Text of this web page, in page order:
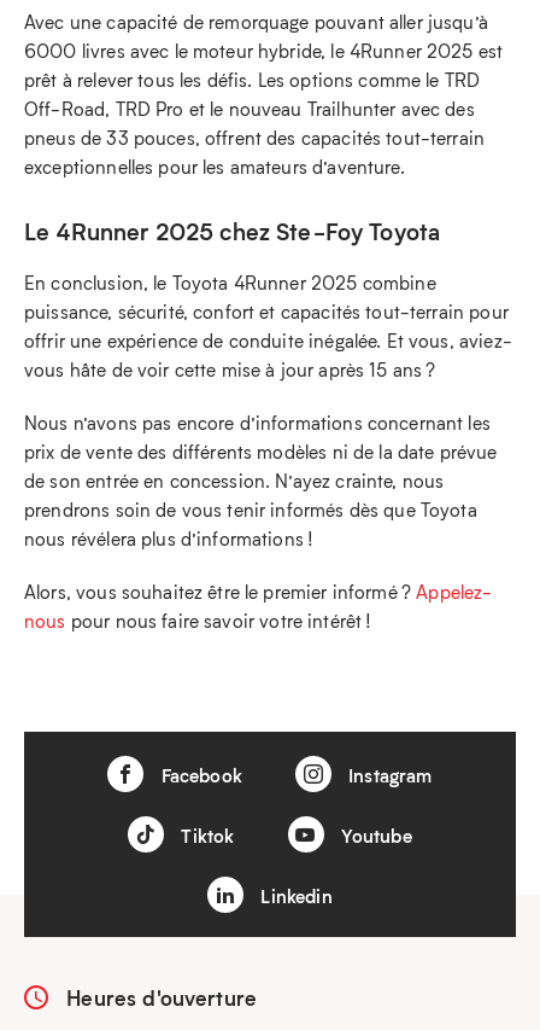
Avec une capacité de remorquage pouvant aller jusqu’à
6000 livres avec le moteur hybride, le 4Runner 2025 est
prêt à relever tous les défis. Les options comme le TRD
Off-Road, TRD Pro et le nouveau Trailhunter avec des
pneus de 33 pouces, offrent des capacités tout-terrain
exceptionnelles pour les amateurs d’aventure.
Le 4Runner 2025 chez Ste-Foy Toyota
En conclusion, le Toyota 4Runner 2025 combine
puissance, sécurité, confort et capacités tout-terrain pour
offrir une expérience de conduite inégalée. Et vous, aviez-
vous hâte de voir cette mise à jour après 15 ans ?
Nous n’avons pas encore d’informations concernant les
prix de vente des différents modèles ni de la date prévue
de son entrée en concession. N’ayez crainte, nous
prendrons soin de vous tenir informés dès que Toyota
nous révélera plus d’informations !
Alors, vous souhaitez être le premier informé ?Appelez-
nous pour nous faire savoir votre intérêt !
Facebook Instagram
Tiktok Youtube
Linkedin
Heures d'ouverture